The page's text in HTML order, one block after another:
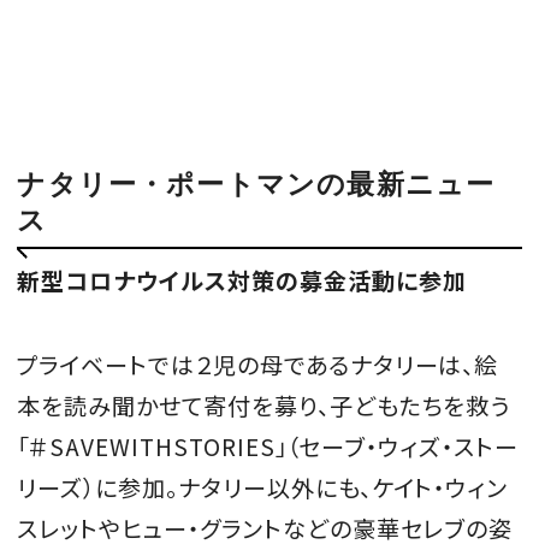
Log in or Sign up
SPUR読者のためのメンバーシッププログラム
めます。
ログイン・新規会員登録
FOLLOW US
ナタリー・ポートマンの最新ニュー
ス
新型コロナウイルス対策の募金活動に参加
プライベートでは２児の母であるナタリーは、絵
本を読み聞かせて寄付を募り、子どもたちを救う
「＃SAVEWITHSTORIES」（セーブ・ウィズ・ストー
リーズ）に参加。ナタリー以外にも、ケイト・ウィン
スレットやヒュー・グラントなどの豪華セレブの姿